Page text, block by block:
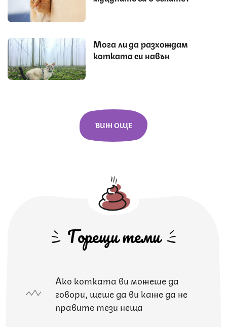
Мога ли да разхождам
котката си навън
ВИЖ ОЩЕ
Горещи теми
Ако котката ви можеше да
говори, щеше да ви каже да не
правите тези неща